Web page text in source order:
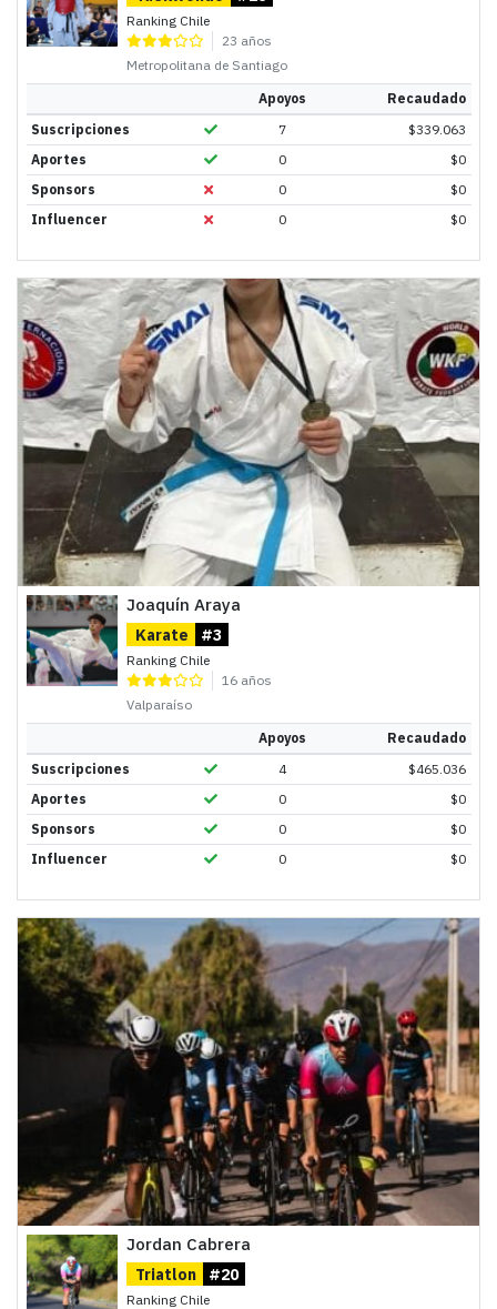
Ranking Chile
23 años
Metropolitana de Santiago
Apoyos
Recaudado
Suscripciones
7 $339.063
Aportes
0 $0
Sponsors
0 $0
Influencer
0 $0
Joaquín Araya
Karate #3
Ranking Chile
16 años
Valparaíso
Apoyos
Recaudado
Suscripciones
4 $465.036
Aportes
0 $0
Sponsors
0 $0
Influencer
0 $0
Jordan Cabrera
Triatlon #20
Ranking Chile